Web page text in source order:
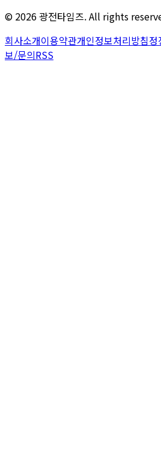
© 2026광전타임즈. All rights
회사소개이용약관개인정보처리방침정
보/문의RSS